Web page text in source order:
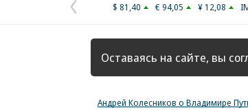
Предыдущая
страница
$ 81,40 € 94,05 ¥ 12,08
Оставаясь на сайте, вы
Андрей Колесников о Владимире